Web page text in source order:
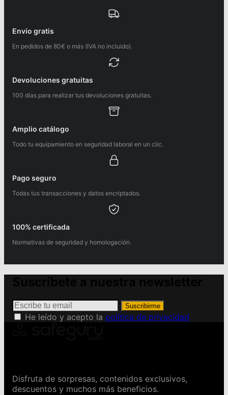
Envío gratis
En pedidos de 80€ o más (IVA no incluido).
Devoluciones gratuitas
100 días para realizar tus devoluciones gratuitas.
Amplio catálogo
Todo tu equipamiento en seguridad laboral en un clic.
Pago seguro
Todas tus transacciones y datos encriptados.
100% certificada
Normativas de seguridad y homologación.
Suscribirme
He leído y acepto la política de privacidad
Disfruta de sorpresas, contenidos exclusivos,
descuentos y muchos más beneficios.